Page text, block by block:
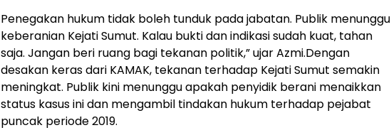
Penegakan hukum tidak boleh tunduk pada jabatan. Publik menunggu
keberanian Kejati Sumut. Kalau bukti dan indikasi sudah kuat, tahan
saja. Jangan beri ruang bagi tekanan politik,” ujar Azmi.Dengan
desakan keras dari KAMAK, tekanan terhadap Kejati Sumut semakin
meningkat. Publik kini menunggu apakah penyidik berani menaikkan
status kasus ini dan mengambil tindakan hukum terhadap pejabat
puncak periode 2019.